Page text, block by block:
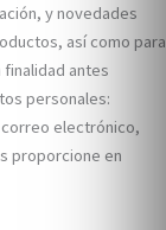
y novedades
así como para
antes
personales:
electrónico,
proporcione en